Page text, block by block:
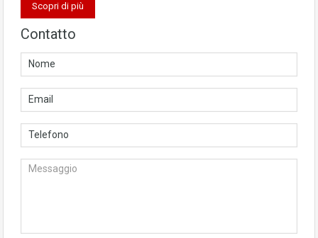
Scopri di più
Contatto